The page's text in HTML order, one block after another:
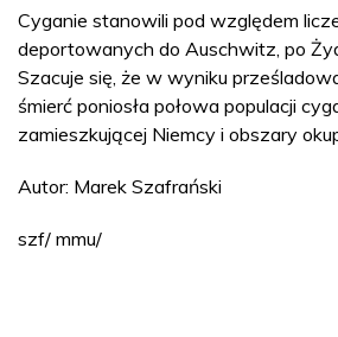
Cyganie stanowili pod względem
deportowanych do Auschwitz, po
Szacuje się, że w wyniku
śmierć poniosła połowa populacji
zamieszkującej Niemcy i obszary
Autor: Marek Szafrański
szf/ mmu/